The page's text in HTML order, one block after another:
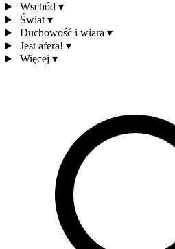
Wschód ▾
Świat ▾
Duchowość i wiara ▾
Jest afera! ▾
Więcej ▾